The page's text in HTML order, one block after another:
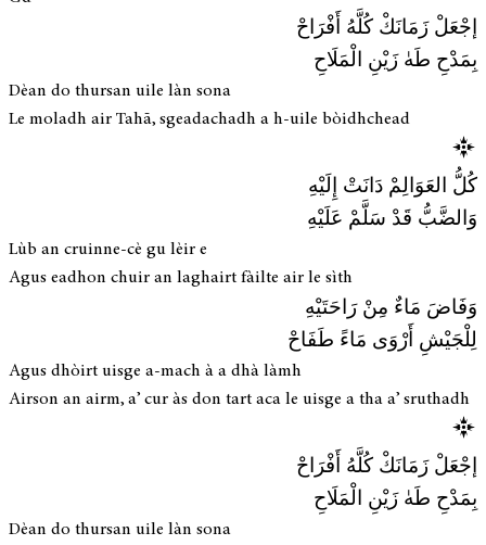
إجْعَلْ زَمَانَكْ كُلَّهُ أَفْرَاحْ
بِمَدْحِ طَهٰ زَيْنِ الْمَلَاحِ
Dèan do thursan uile làn sona
Le moladh air Tahā, sgeadachadh a h-uile bòidhchead
كُلُّ العَوَالِمْ دَانَتْ إِلَيْهِ
وَالضَّبُّ قَدْ سَلَّمْ عَلَيْهِ
Lùb an cruinne-cè gu lèir e
Agus eadhon chuir an laghairt fàilte air le sìth
وَفَاضَ مَاءٌ مِنْ رَاحَتَيْهِ
لِلْجَيْشِ أَرْوَى مَاءً طَفَاحْ
Agus dhòirt uisge a-mach à a dhà làmh
Airson an airm, a’ cur às don tart aca le uisge a tha a’ sruthadh
إجْعَلْ زَمَانَكْ كُلَّهُ أَفْرَاحْ
بِمَدْحِ طَهٰ زَيْنِ الْمَلَاحِ
Dèan do thursan uile làn sona